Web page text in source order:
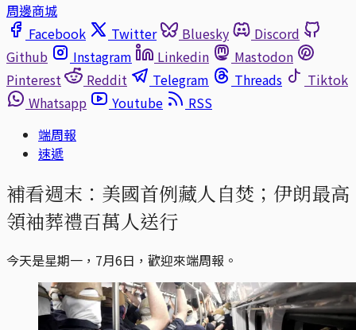
周邊商城
Facebook
Twitter Bluesky
Discord
Github
Instagram Linkedin
Mastodon
Pinterest
Reddit Telegram Threads
Tiktok
Whatsapp
Youtube
RSS
端周報
速遞
補看週末：美國首例藏人自焚；伊朗最高
領袖葬禮百萬人送行
今天是星期一，7月6日，歡迎來端周報。